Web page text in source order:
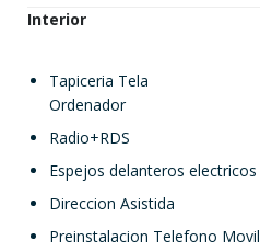
Interior
Tapiceria Tela
Ordenador
Radio+RDS
Espejos delanteros electricos
Direccion Asistida
Preinstalacion Telefono Movil